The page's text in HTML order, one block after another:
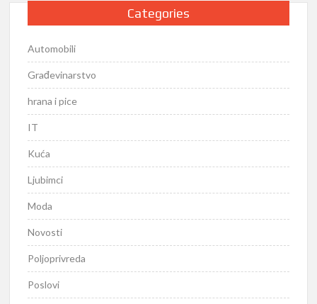
Categories
Automobili
Građevinarstvo
hrana i pice
IT
Kuća
Ljubimci
Moda
Novosti
Poljoprivreda
Poslovi